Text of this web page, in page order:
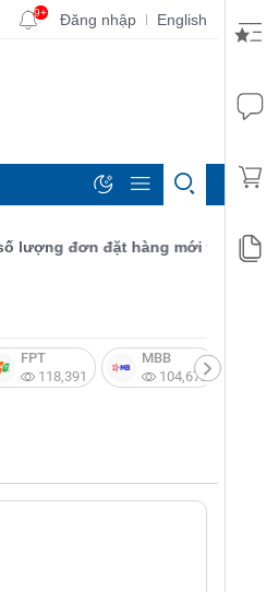
9+ Đăng nhập | English
đơn đặt hàng mới và xuất khẩu
FPT
118,391
MBB
104,672